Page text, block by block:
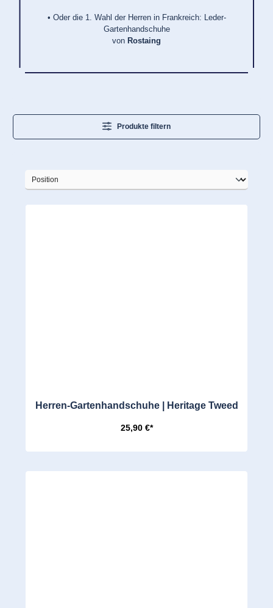
• Oder die 1. Wahl der Herren in Frankreich: Leder-
Gartenhandschuhe
von Rostaing
Produkte filtern
Herren-Gartenhandschuhe | Heritage Tweed
25,90 €*